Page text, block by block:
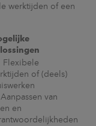
werktijden of een
Flexibele
of (deels)
Aanpassen van
en